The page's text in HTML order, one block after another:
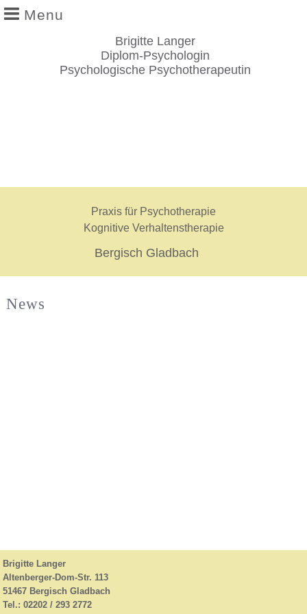
Brigitte Langer
Diplom-Psychologin
Psychologische Psychotherapeutin
Menu
Praxis für Psychotherapie
Kognitive Verhaltenstherapie
Bergisch Gladbach
News
Brigitte Langer
Altenberger-Dom-Str. 113
51467 Bergisch Gladbach
Tel.: 02202 / 293 2772